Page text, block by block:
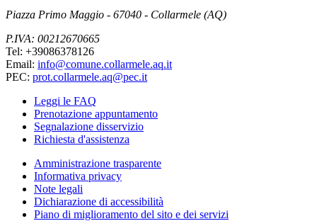
Piazza Primo Maggio - 67040 - Collarmele (AQ)
P.IVA: 00212670665
Tel: +39086378126
Email: info@comune.collarmele.aq.it
PEC: prot.collarmele.aq@pec.it
Leggi le FAQ
Prenotazione appuntamento
Segnalazione disservizio
Richiesta d'assistenza
Amministrazione trasparente
Informativa privacy
Note legali
Dichiarazione di accessibilità
Piano di miglioramento del sito e dei servizi